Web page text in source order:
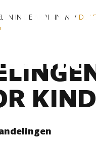
IN DE ARDENNEN DE